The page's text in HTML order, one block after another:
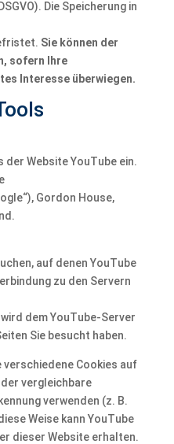
Die Speicherung in
Sie können der
sofern Ihre
Interesse überwiegen.
der Website YouTube ein.
Gordon House,
auf denen YouTube
zu den Servern
dem YouTube-Server
Sie besucht haben.
verschiedene Cookies auf
vergleichbare
verwenden (z. B.
Weise kann YouTube
dieser Website erhalten.